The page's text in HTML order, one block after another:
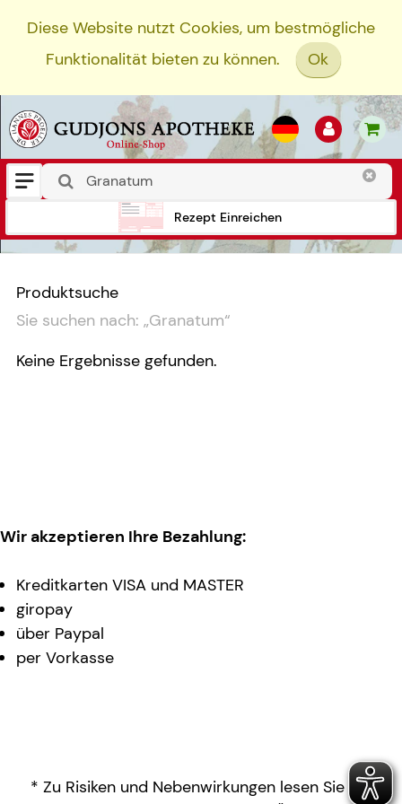
Diese Website nutzt Cookies, um bestmögliche
Funktionalität bieten zu können.
Ok
Rezept Einreichen
Produktsuche
Sie suchen nach: „Granatum“
Keine Ergebnisse gefunden.
Wir akzeptieren Ihre Bezahlung:
Kreditkarten VISA und MASTER
giropay
über Paypal
per Vorkasse
* Zu Risiken und Nebenwirkungen lesen Sie die